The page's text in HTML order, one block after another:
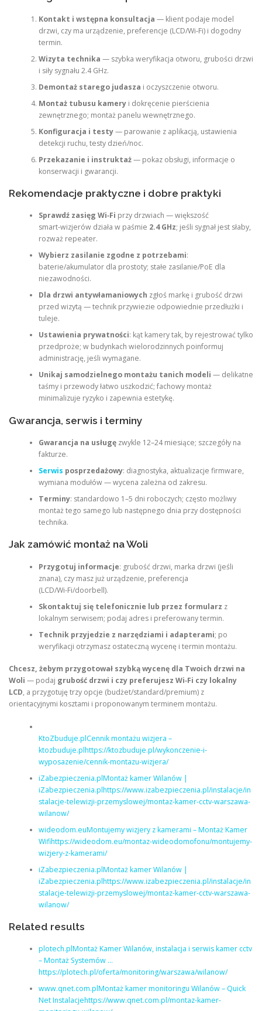
Kontakt i wstępna konsultacja — klient podaje model
drzwi, czy ma urządzenie, preferencje (LCD/Wi‑Fi) i dogodny
termin.
Wizyta technika — szybka weryfikacja otworu, grubości drzwi
i siły sygnału 2.4 GHz.
Demontaż starego judasza i oczyszczenie otworu.
Montaż tubusu kameryi dokręcenie pierścienia
zewnętrznego; montaż panelu wewnętrznego.
Konfiguracja i testy— parowanie z aplikacją, ustawienia
detekcji ruchu, testy dzień/noc.
Przekazanie i instruktaż— pokaz obsługi, informacje o
konserwacji i gwarancji.
Rekomendacje praktyczne i dobre praktyki
Sprawdź zasięg Wi‑Fi przy drzwiach — większość
smart‑wizjerów działa w paśmie 2.4 GHz; jeśli sygnał jest słaby,
rozważ repeater.
Wybierz zasilanie zgodne z potrzebami:
baterie/akumulator dla prostoty; stałe zasilanie/PoE dla
niezawodności.
Dla drzwi antywłamaniowych zgłoś markę i grubość drzwi
przed wizytą — technik przywiezie odpowiednie przedłużki i
tuleje.
Ustawienia prywatności: kąt kamery tak, by rejestrować tylko
przedproże; w budynkach wielorodzinnych poinformuj
administrację, jeśli wymagane.
Unikaj samodzielnego montażu tanich modeli — delikatne
taśmy i przewody łatwo uszkodzić; fachowy montaż
minimalizuje ryzyko i zapewnia estetykę.
Gwarancja, serwis i terminy
Gwarancja na usługęzwykle 12–24 miesiące; szczegóły na
fakturze.
Serwis posprzedażowy: diagnostyka, aktualizacje firmware,
wymiana modułów — wycena zależna od zakresu.
Terminy: standardowo 1–5 dni roboczych; często możliwy
montaż tego samego lub następnego dnia przy dostępności
technika.
Jak zamówić montaż na Woli
Przygotuj informacje: grubość drzwi, marka drzwi (jeśli
znana), czy masz już urządzenie, preferencja
(LCD/Wi‑Fi/doorbell).
Skontaktuj się telefonicznie lub przez formularz z
lokalnym serwisem; podaj adres i preferowany termin.
Technik przyjedzie z narzędziami i adapterami; po
weryfikacji otrzymasz ostateczną wycenę i termin montażu.
Chcesz, żebym przygotował szybką wycenę dla Twoich drzwi na
Woli — podaj grubość drzwi i czy preferujesz Wi‑Fi czy lokalny
LCD, a przygotuję trzy opcje (budżet/standard/premium) z
orientacyjnymi kosztami i proponowanym terminem montażu.
KtoZbuduje.plCennik montażu wizjera –
ktozbuduje.plhttps://ktozbuduje.pl/wykonczenie-i-
wyposazenie/cennik-montazu-wizjera/
iZabezpieczenia.plMontaż kamer Wilanów |
iZabezpieczenia.plhttps://www.izabezpieczenia.pl/instalacje/in
stalacje-telewizji-przemyslowej/montaz-kamer-cctv-warszawa-
wilanow/
wideodom.euMontujemy wizjery z kamerami – Montaż Kamer
Wifihttps://wideodom.eu/montaz-wideodomofonu/montujemy-
wizjery-z-kamerami/
iZabezpieczenia.plMontaż kamer Wilanów |
iZabezpieczenia.plhttps://www.izabezpieczenia.pl/instalacje/in
stalacje-telewizji-przemyslowej/montaz-kamer-cctv-warszawa-
wilanow/
Related results
plotech.plMontaż Kamer Wilanów, instalacja i serwis kamer cctv
– Montaż Systemów …
https://plotech.pl/oferta/monitoring/warszawa/wilanow/
www.qnet.com.plMontaż kamer monitoringu Wilanów – Quick
Net Instalacjehttps://www.qnet.com.pl/montaz-kamer-